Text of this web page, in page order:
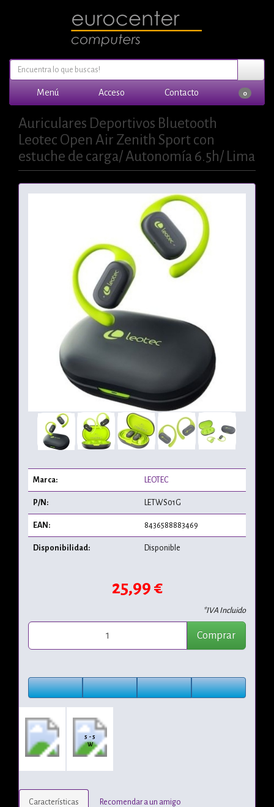
Menú Acceso Contacto 0
Auriculares Deportivos Bluetooth
Leotec Open Air Zenith Sport con
estuche de carga/ Autonomía 6.5h/ Lima
Marca: LEOTEC
P/N: LETWS01G
EAN: 8436588883469
Disponibilidad: Disponible
25,99 €
*IVA Incluido
Comprar
5 - 5
W
Características Recomendar a un amigo